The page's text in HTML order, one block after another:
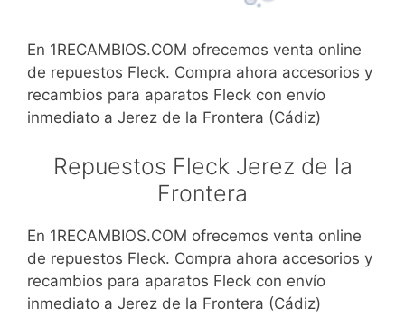
En 1RECAMBIOS.COM ofrecemos venta online
de repuestos Fleck. Compra ahora accesorios y
recambios para aparatos Fleck con envío
inmediato a Jerez de la Frontera (Cádiz)
Repuestos Fleck Jerez de la
Frontera
En 1RECAMBIOS.COM ofrecemos venta online
de repuestos Fleck. Compra ahora accesorios y
recambios para aparatos Fleck con envío
inmediato a Jerez de la Frontera (Cádiz)